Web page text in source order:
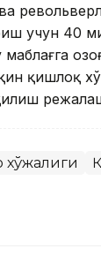
учун 40
қишлоқ
хўжалиги